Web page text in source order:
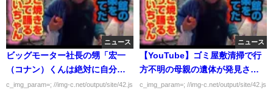
ニュース
ビッグモーター社長の甥「宏一
（コナン）くんは絶対に自分か
ら謝れない人間だった」
c_img_param=; //img-c.net/output/site/42.js
ニュース
【YouTube】ゴミ屋敷清掃で行
方不明の母親の遺体が発見され
る
c_img_param=; //img-c.net/output/site/42.js